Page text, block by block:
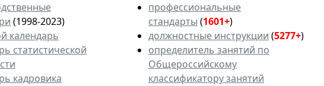
(1998-2023)
календарь
статистической
кадровика
профессиональные
стандарты (1601+)
должностные инструкции (5277+)
определитель занятий по
Общероссийскому
классификатору занятий